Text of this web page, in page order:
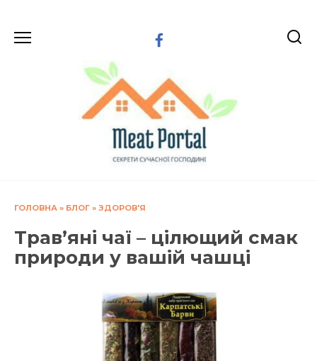
вмісту
ГОЛОВНА » БЛОГ » ЗДОРОВ'Я
Трав’яні чаї – цілющий смак
природи у вашій чашці